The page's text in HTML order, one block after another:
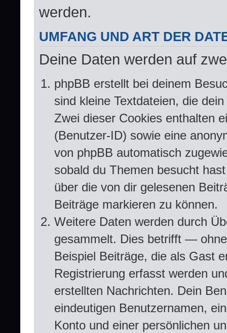
werden.
UMFANG UND ART DER
Deine Daten werden auf
phpBB erstellt bei deinem
sind kleine Textdateien, die
Zwei dieser Cookies enthalten
(Benutzer-ID) sowie eine
von phpBB automatisch
sobald du Themen besucht
über die von dir gelesenen
Beiträge markieren zu können.
Weitere Daten werden durch
gesammelt. Dies betrifft —
Beispiel Beiträge, die als Gast
Registrierung erfasst werden
erstellten Nachrichten. Dein
eindeutigen Benutzernamen,
Konto und einer persönlichen